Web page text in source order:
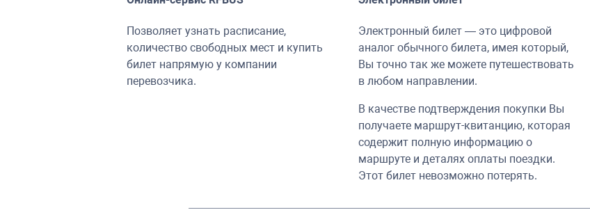
Позволяет узнать расписание,
количество свободных мест и купить
билет напрямую у компании
перевозчика.
Электронный билет — это цифровой
аналог обычного билета, имея который,
Вы точно так же можете путешествовать
в любом направлении.
В качестве подтверждения покупки Вы
получаете маршрут-квитанцию, которая
содержит полную информацию о
маршруте и деталях оплаты поездки.
Этот билет невозможно потерять.